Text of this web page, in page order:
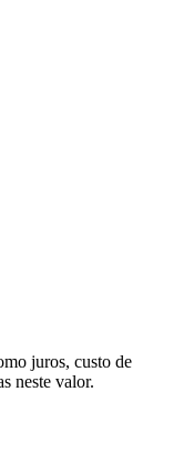
juros, custo de
neste valor.